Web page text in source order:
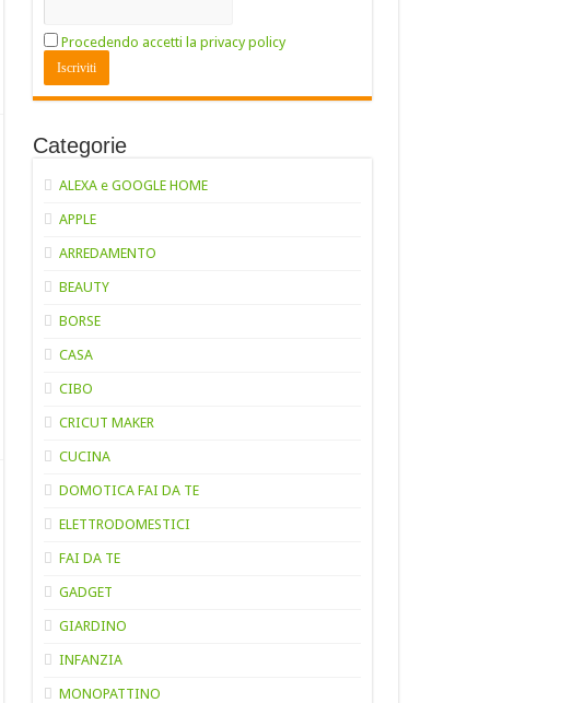
Procedendo accetti la privacy policy
Categorie
ALEXA e GOOGLE HOME
APPLE
ARREDAMENTO
BEAUTY
BORSE
CASA
CIBO
CRICUT MAKER
CUCINA
DOMOTICA FAI DA TE
ELETTRODOMESTICI
FAI DA TE
GADGET
GIARDINO
INFANZIA
MONOPATTINO